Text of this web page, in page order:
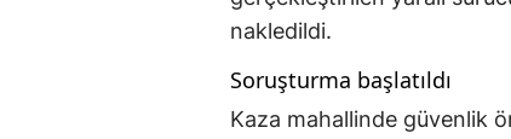
nakledildi.
Soruşturma başlatıldı
Kaza mahallinde güvenlik